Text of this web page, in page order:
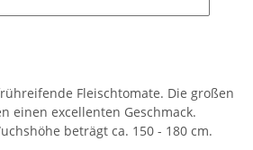
Fleischtomate. Die großen
einen excellenten Geschmack.
beträgt ca. 150 - 180 cm.